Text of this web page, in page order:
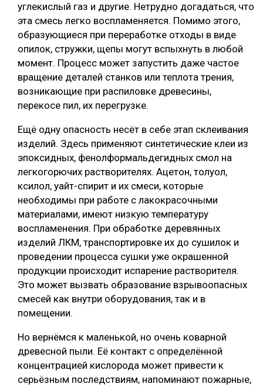
углекислый газ и другие. Нетрудно догадаться, что
эта смесь легко воспламеняется. Помимо этого,
образующиеся при переработке отходы в виде
опилок, стружки, щепы могут вспыхнуть в любой
момент. Процесс может запустить даже частое
вращение деталей станков или теплота трения,
возникающие при распиловке древесины,
перекосе пил, их перегрузке.
Ещё одну опасность несёт в себе этап склеивания
изделий. Здесь применяют синтетические клеи из
эпоксидных, фенолформальдегидных смол на
легкогорючих растворителях. Ацетон, толуол,
ксилол, уайт-спирит и их смеси, которые
необходимы при работе с лакокрасочными
материалами, имеют низкую температуру
воспламенения. При обработке деревянных
изделий ЛКМ, транспортировке их до сушилок и
проведении процесса сушки уже окрашенной
продукции происходит испарение растворителя.
Это может вызвать образование взрывоопасных
смесей как внутри оборудования, так и в
помещении.
Но вернёмся к маленькой, но очень коварной
древесной пыли. Её контакт с определённой
концентрацией кислорода может привести к
серьёзным последствиям, напоминают пожарные,